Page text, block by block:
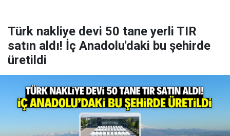
Türk nakliye devi 50 tane yerli TIR
satın aldı! İç Anadolu'daki bu şehirde
üretildi